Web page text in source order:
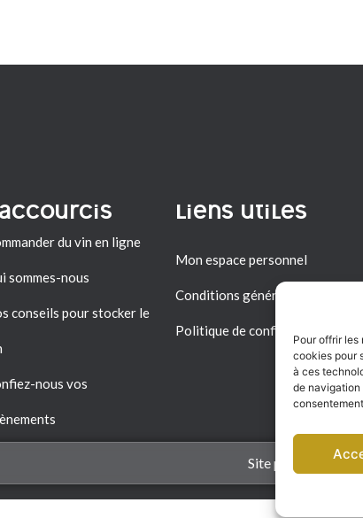
Pour offrir les
cookies pour
à ces
de navigation
du vin en ligne
sommes-nous
conseils pour stocker le
nous vos
Liens utiles
Mon espace personnel
Conditions générales de vente
Politique de confidentialité
Site par ccbycc.ch